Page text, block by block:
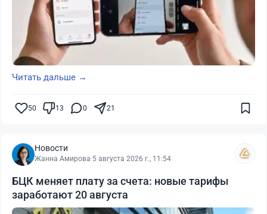
Читать дальше →
50 13 0 21
Новости
Жанна Амирова·5 августа 2026 г., 11:54
БЦК меняет плату за счета: новые тарифы
заработают 20 августа